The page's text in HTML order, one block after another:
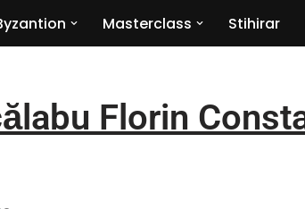
Masterclass Stihirar
Florin